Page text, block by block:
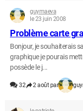
guymaeva
le 23 juin 2008
Problème carte
Bonjour, je souhaiterais
graphique je pourais
possède le j...
32 2 août par